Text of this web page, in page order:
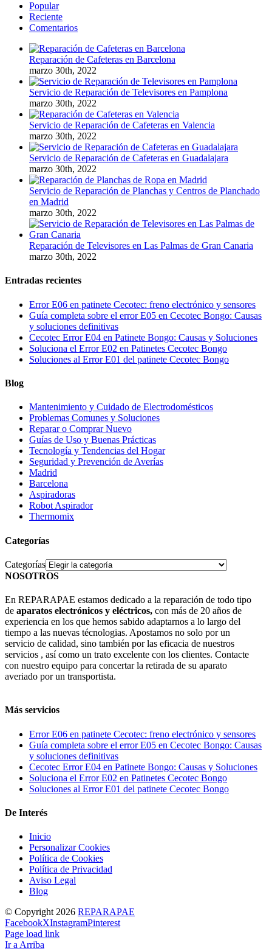
Popular
Reciente
Comentarios
Reparación de Cafeteras en Barcelona
marzo 30th, 2022
Servicio de Reparación de Televisores en Pamplona
marzo 30th, 2022
Servicio de Reparación de Cafeteras en Valencia
marzo 30th, 2022
Servicio de Reparación de Cafeteras en Guadalajara
marzo 30th, 2022
Servicio de Reparación de Planchas y Centros de Planchado
en Madrid
marzo 30th, 2022
Reparación de Televisores en Las Palmas de Gran Canaria
marzo 30th, 2022
Entradas recientes
Error E06 en patinete Cecotec: freno electrónico y sensores
Guía completa sobre el error E05 en Cecotec Bongo: Causas
y soluciones definitivas
Cecotec Error E04 en Patinete Bongo: Causas y Soluciones
Soluciona el Error E02 en Patinetes Cecotec Bongo
Soluciones al Error E01 del patinete Cecotec Bongo
Blog
Mantenimiento y Cuidado de Electrodomésticos
Problemas Comunes y Soluciones
Reparar o Comprar Nuevo
Guías de Uso y Buenas Prácticas
Tecnología y Tendencias del Hogar
Seguridad y Prevención de Averías
Madrid
Barcelona
Aspiradoras
Robot Aspirador
Thermomix
Categorías
Categorías
NOSOTROS
En REPARAPAE estamos dedicado a la reparación de todo tipo
de aparatos electrónicos y eléctricos, con más de 20 años de
experiencia en los que hemos sabido adaptarnos a lo largo del
tiempo a las nuevas técnologias. Apostamos no solo por un
servicio de calidad, sino también por las eficacia de nuestros
servicios , así como un trato excelente con los clientes. Contacte
con nuestro equipo para concertar la retirada de su aparato
averiado por un transportista.
Más servicios
Error E06 en patinete Cecotec: freno electrónico y sensores
Guía completa sobre el error E05 en Cecotec Bongo: Causas
y soluciones definitivas
Cecotec Error E04 en Patinete Bongo: Causas y Soluciones
Soluciona el Error E02 en Patinetes Cecotec Bongo
Soluciones al Error E01 del patinete Cecotec Bongo
De Interés
Inicio
Personalizar Cookies
Política de Cookies
Política de Privacidad
Aviso Legal
Blog
© Copyright 2026 REPARAPAE
FacebookXInstagramPinterest
Page load link
Ir a Arriba